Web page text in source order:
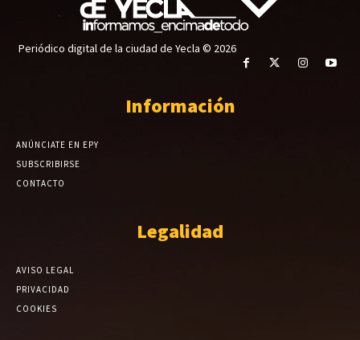
Periódico digital de la ciudad de Yecla © 2026
Información
ANÚNCIATE EN EPY
SUBSCRIBIRSE
CONTACTO
Legalidad
AVISO LEGAL
PRIVACIDAD
COOKIES